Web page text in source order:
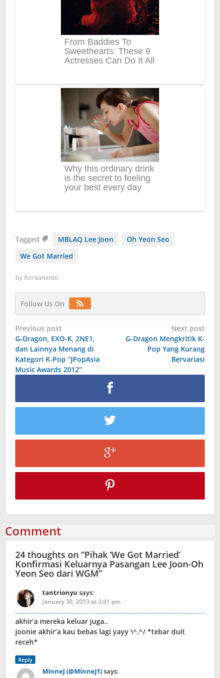
Tagged MBLAQ Lee Joon
Oh Yeon Seo
We Got Married
by Koreanindo
Follow Us On
Post
navigation
Previous post
G-Dragon, EXO-K, 2NE1,
dan Lainnya Menang di
Kategori K-Pop “JPopAsia
Music Awards 2012”
Next post
G-Dragon Mengkritik K-
Pop Yang Kurang
Bervariasi
Comment
24 thoughts on “Pihak ‘We Got Married’
Konfirmasi Keluarnya Pasangan Lee Joon-Oh
Yeon Seo dari WGM”
tantrionyu says:
January 30, 2013 at 3:41 pm
akhir’a mereka keluar juga..
joonie akhir’a kau bebas lagi yayy \^.^/ *tebar duit
receh*
Reply
MinneJ (@MinneJ1)says: